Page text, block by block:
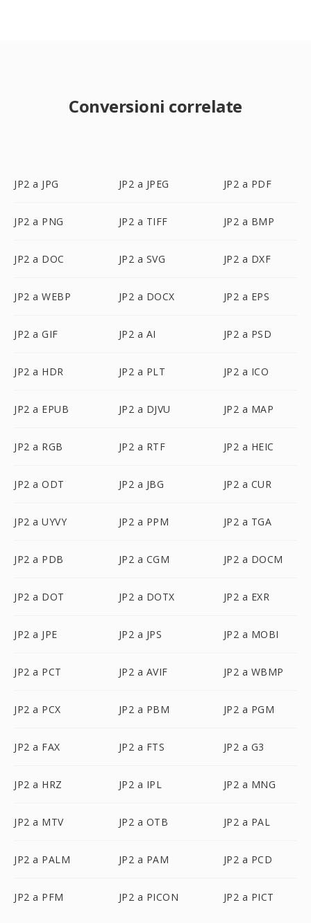
Conversioni correlate
JP2 a JPG JP2 a JPEG JP2 a PDF
JP2 a PNG JP2 a TIFF JP2 a BMP
JP2 a DOC JP2 a SVG JP2 a DXF
JP2 a WEBP JP2 a DOCX JP2 a EPS
JP2 a GIF JP2 a AI JP2 a PSD
JP2 a HDR JP2 a PLT JP2 a ICO
JP2 a EPUB JP2 a DJVU JP2 a MAP
JP2 a RGB JP2 a RTF JP2 a HEIC
JP2 a ODT JP2 a JBG JP2 a CUR
JP2 a UYVY JP2 a PPM JP2 a TGA
JP2 a PDB JP2 a CGM JP2 a DOCM
JP2 a DOT JP2 a DOTX JP2 a EXR
JP2 a JPE JP2 a JPS JP2 a MOBI
JP2 a PCT JP2 a AVIF JP2 a WBMP
JP2 a PCX JP2 a PBM JP2 a PGM
JP2 a FAX JP2 a FTS JP2 a G3
JP2 a HRZ JP2 a IPL JP2 a MNG
JP2 a MTV JP2 a OTB JP2 a PAL
JP2 a PALM JP2 a PAM JP2 a PCD
JP2 a PFM JP2 a PICON JP2 a PICT